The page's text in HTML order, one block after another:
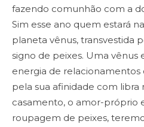
fazendo comunhão com a
Sim esse ano quem estará
planeta vênus, transvestida
signo de peixes. Uma vênus
energia de relacionamentos
pela sua afinidade com libra
casamento, o amor-próprio
roupagem de peixes,